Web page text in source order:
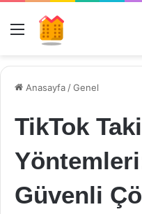
Menü
Anasayfa /Genel
TikTok
Güvenli